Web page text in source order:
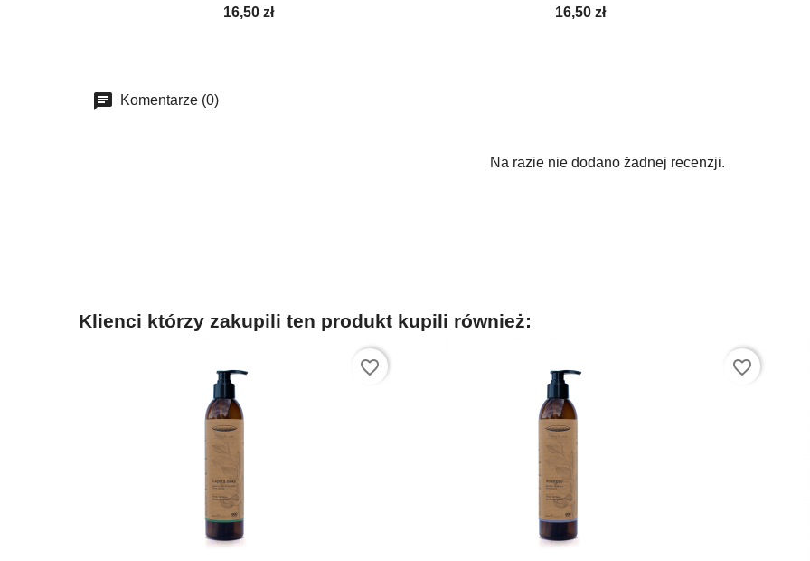
16,50 zł 16,50 zł
Komentarze (0)
Na razie nie dodano żadnej recenzji.
Klienci którzy zakupili ten produkt kupili również:
favorite_border favorite_border